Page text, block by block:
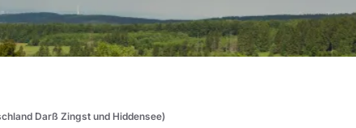
Darß Zingst und Hiddensee)